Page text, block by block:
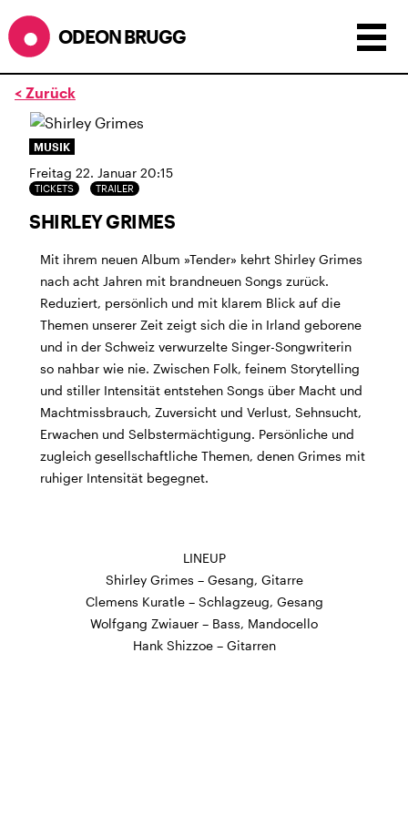
ODEON BRUGG
Anzeigen als:
ÖFFNUNGSZEITEN
CINEMA2.7. bis 1.9. geschlossen
BÜHNE2.7. bis 3.9. geschlossen
ZMITTAG
2.7. bis 9.8. geschlossen
BAR+BISTRO
kurze Sommerpause, ab dem 10.8. sind
wir wieder im Haus und freuen uns auf euch <3
STADTFEST BRUGG
während dem Stadtfest Brugg
, 20. bis 30. August,
bleibt das Haus jeweils von Freitag Abend bis Montag
Morgen geschlossen
Reguläre Öffnungszeiten:
Tickets und Gutscheine können an der Kinokasse und
an der Bar gekauft werden.
KASSE und TELEFON
< Zurück
MUSIK
Freitag 22. Januar 20:15
TICKETS TRAILER
SHIRLEY GRIMES
Mit ihrem neuen Album »Tender» kehrt Shirley Grimes
nach acht Jahren mit brandneuen Songs zurück.
Reduziert, persönlich und mit klarem Blick auf die
Themen unserer Zeit zeigt sich die in Irland geborene
und in der Schweiz verwurzelte Singer-Songwriterin
so nahbar wie nie. Zwischen Folk, feinem Storytelling
und stiller Intensität entstehen Songs über Macht und
Machtmissbrauch, Zuversicht und Verlust, Sehnsucht,
Erwachen und Selbstermächtigung. Persönliche und
zugleich gesellschaftliche Themen, denen Grimes mit
ruhiger Intensität begegnet.
LINEUP
Shirley Grimes – Gesang, Gitarre
Clemens Kuratle – Schlagzeug, Gesang
Wolfgang Zwiauer – Bass, Mandocello
Hank Shizzoe – Gitarren